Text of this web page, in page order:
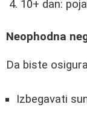
10+ dan:
Neophodna
Da biste
Izbegavati